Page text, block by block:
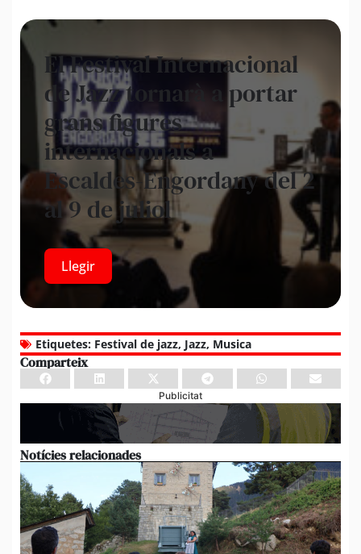
El Festival Internacional
de Jazz tornarà a portar
grans figures
internacionals a
Escaldes-Engordany del 2
al 9 de juliol
Llegir
Etiquetes: Festival de jazz, Jazz, Musica
Comparteix
Publicitat
Notícies relacionades